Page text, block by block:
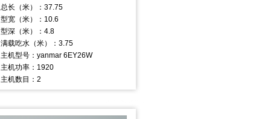
总长（米）：37.75
型宽（米）：10.6
型深（米）：4.8
满载吃水（米）：3.75
主机型号：yanmar 6EY26W
主机功率：1920
主机数目：2